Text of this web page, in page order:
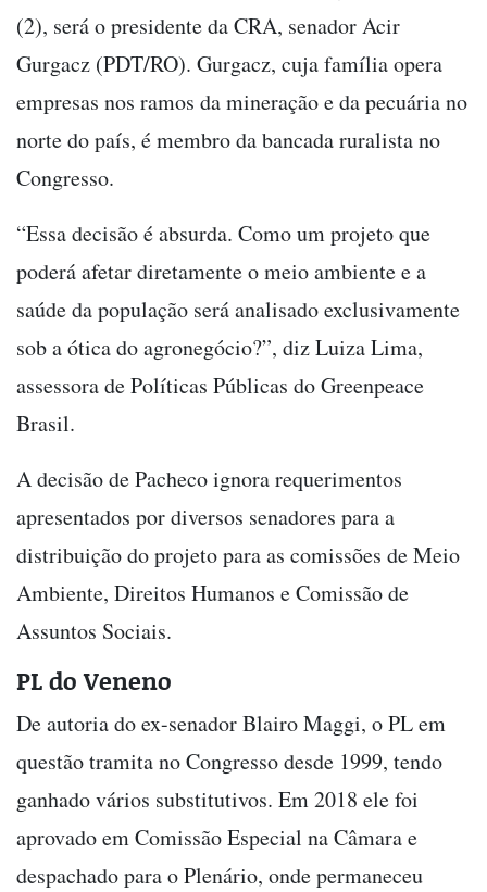
(2), será o presidente da CRA, senador Acir
Gurgacz (PDT/RO). Gurgacz, cuja família opera
empresas nos ramos da mineração e da pecuária no
norte do país, é membro da bancada ruralista no
Congresso.
“Essa decisão é absurda. Como um projeto que
poderá afetar diretamente o meio ambiente e a
saúde da população será analisado exclusivamente
sob a ótica do agronegócio?”, diz Luiza Lima,
assessora de Políticas Públicas do Greenpeace
Brasil.
A decisão de Pacheco ignora requerimentos
apresentados por diversos senadores para a
distribuição do projeto para as comissões de Meio
Ambiente, Direitos Humanos e Comissão de
Assuntos Sociais.
PL do Veneno
De autoria do ex-senador Blairo Maggi, o PL em
questão tramita no Congresso desde 1999, tendo
ganhado vários substitutivos. Em 2018 ele foi
aprovado em Comissão Especial na Câmara e
despachado para o Plenário, onde permaneceu